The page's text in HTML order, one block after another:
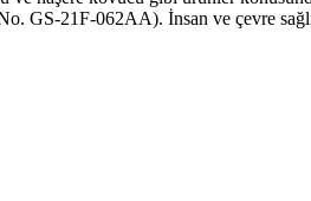
GS-21F-062AA). İnsan ve çevre